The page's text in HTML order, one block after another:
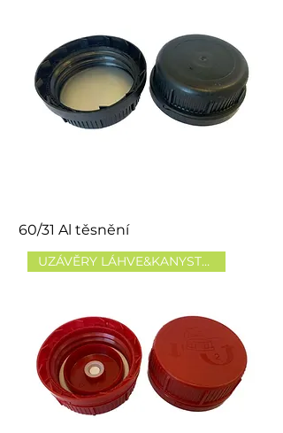
60/31 Al těsnění
UZÁVĚRY LÁHVE&KANYSTRY